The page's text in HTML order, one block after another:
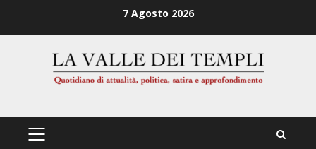
7 Agosto 2026
PRIMÄRES